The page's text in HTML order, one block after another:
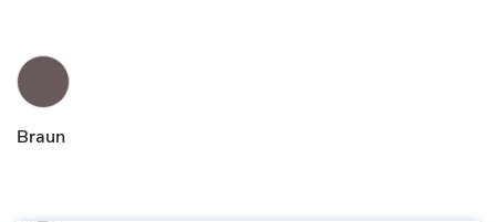
Braun